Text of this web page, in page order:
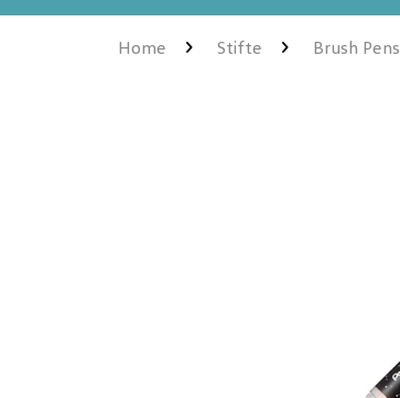
Home Stifte Brush Pens